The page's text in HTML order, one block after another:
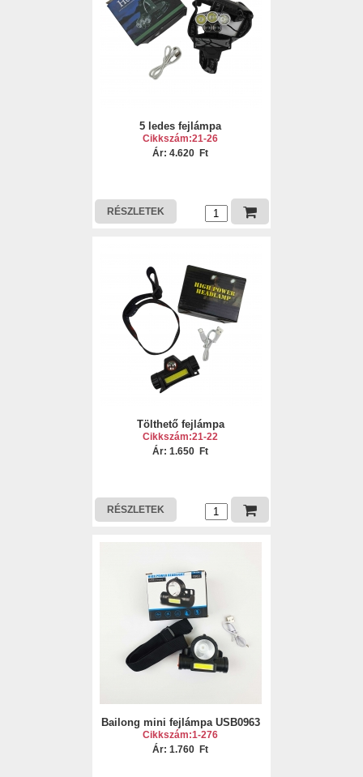
5 ledes fejlámpa
Cikkszám:21-26
Ár: 4.620 Ft
RÉSZLETEK
Tölthető fejlámpa
Cikkszám:21-22
Ár: 1.650 Ft
RÉSZLETEK
Bailong mini fejlámpa USB0963
Cikkszám:1-276
Ár: 1.760 Ft